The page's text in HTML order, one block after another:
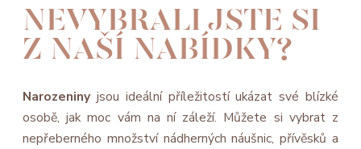
NEVYBRALI JSTE SI
Z NAŠÍ NABÍDKY?
Narozeninyjsou ideální příležitostí ukázat své blízké
osobě, jak moc vám na ní záleží. Můžete si vybrat z
nepřeberného množství nádherných náušnic, přívěsků a